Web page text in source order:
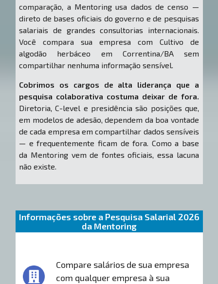
comparação, a Mentoring usa dados de censo —
direto de bases oficiais do governo e de pesquisas
salariais de grandes consultorias internacionais.
Você compara sua empresa com Cultivo de
algodão herbáceo em Correntina/BA sem
compartilhar nenhuma informação sensível.
Cobrimos os cargos de alta liderança que a
pesquisa colaborativa costuma deixar de fora.
Diretoria, C-level e presidência são posições que,
em modelos de adesão, dependem da boa vontade
de cada empresa em compartilhar dados sensíveis
— e frequentemente ficam de fora. Como a base
da Mentoring vem de fontes oficiais, essa lacuna
não existe.
Informações sobre a Pesquisa Salarial 2026
da Mentoring
Compare salários de sua empresa
com qualquer empresa à sua